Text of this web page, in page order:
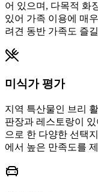
어 있으며, 다목적 화
있어 가족 이용에 매
려견 동반 가족도 즐
미식가 평가
지역 특산물인 브리
판장과 레스토랑이
으로 한 다양한 선택
에서 높은 만족도를